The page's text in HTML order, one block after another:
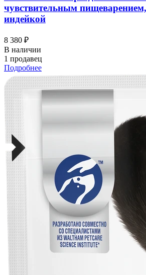
чувствительным
индейкой
8 380 ₽
В наличии
1 продавец
Подробнее